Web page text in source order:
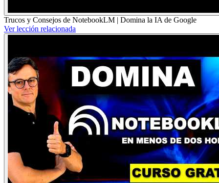
Trucos y Consejos de NotebookLM | Domina la IA de Google
Ver lección relacionada